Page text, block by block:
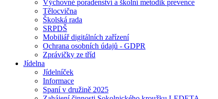
Výchovné poradenství a školní metodik prevence
Tělocvična
Školská rada
SRPDŠ
Mobiliář digitálních zařízení
Ochrana osobních údajů - GDPR
Zprávičky ze tříd
Jídelna
Jídelníček
Informace
Spaní v družině 2025